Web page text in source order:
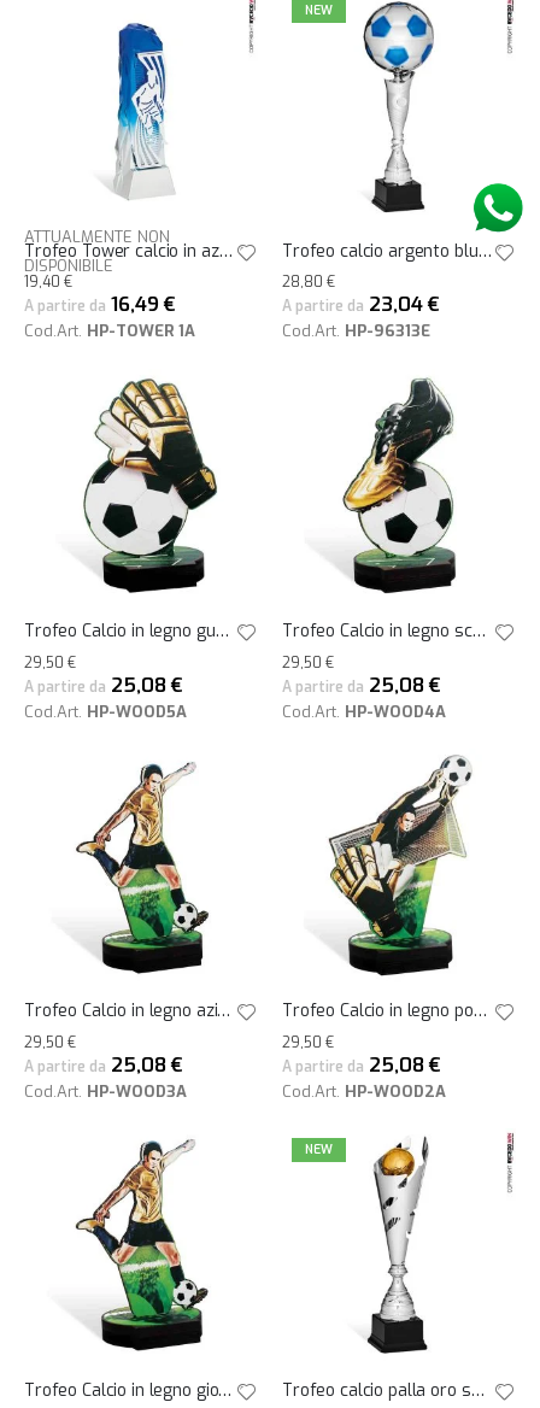
ATTUALMENTE NON
DISPONIBILE
Trofeo Tower calcio in azione con palla 23h
19,40 €
A partire da 16,49 €
Cod.Art. HP-TOWER 1A
NEW
Trofeo calcio argento blu con pallone in metallo h39
28,80 €
A partire da 23,04 €
Cod.Art. HP-96313E
Trofeo Calcio in legno guantoni e palla h25
29,50 €
A partire da 25,08 €
Cod.Art. HP-WOOD5A
Trofeo Calcio in legno scarpa su pallone h25
29,50 €
A partire da 25,08 €
Cod.Art. HP-WOOD4A
Trofeo Calcio in legno azione tiro h25
29,50 €
A partire da 25,08 €
Cod.Art. HP-WOOD3A
Trofeo Calcio in legno portiere in parata h25
29,50 €
A partire da 25,08 €
Cod.Art. HP-WOOD2A
Trofeo Calcio in legno giocatore in corsa h25
NEW
Trofeo calcio palla oro su cono traforato argento h37